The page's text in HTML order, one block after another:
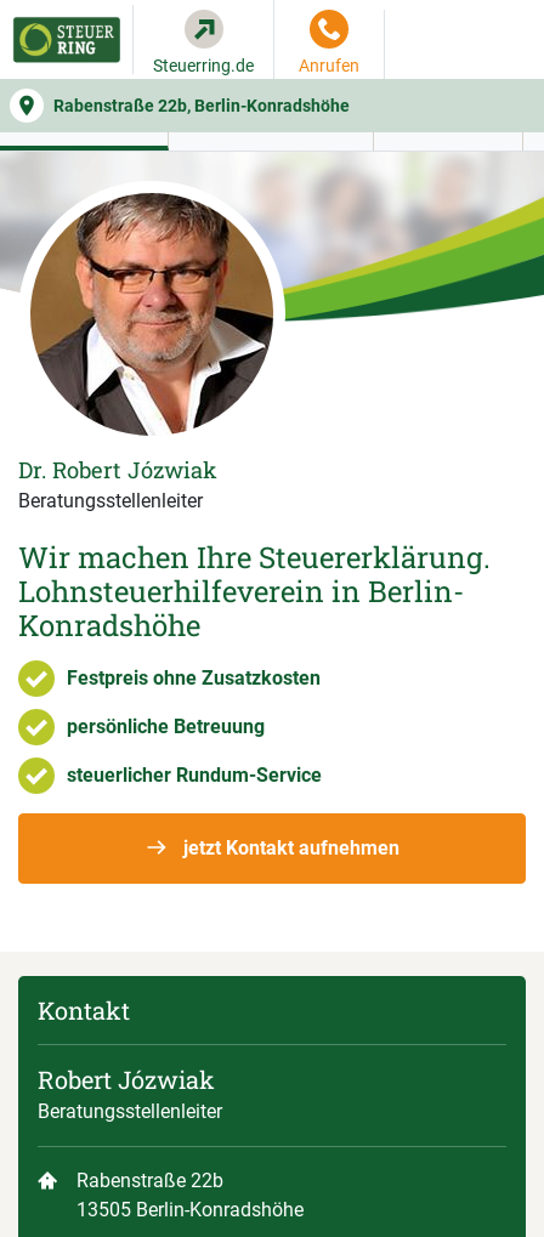
Rabenstraße 22b, Berlin-Konradshöhe
Steuerring.de Anrufen
WER SIE BERÄT BEITRAGSRECHNER
Wir machen Ihre Steuererklärung.
Lohnsteuerhilfeverein in Berlin-
Konradshöhe
Festpreis ohne Zusatzkosten
persönliche Betreuung
steuerlicher Rundum-Service
jetzt Kontakt aufnehmen
Dr. Robert Józwiak
Beratungsstellenleiter
Kontakt
Robert Józwiak
Beratungsstellenleiter
Rabenstraße 22b
13505 Berlin-Konradshöhe